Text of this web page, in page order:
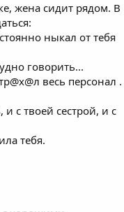
жена сидит рядом. В
ныкал от тебя
говорить...
весь персонал .
с твоей сестрой, и с
тебя.